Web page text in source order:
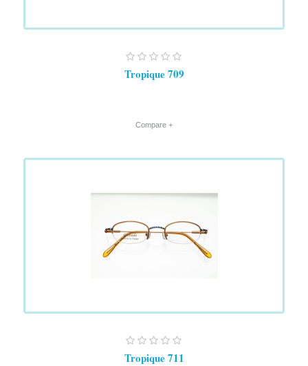
Tropique 709
+ Compare
Tropique 711